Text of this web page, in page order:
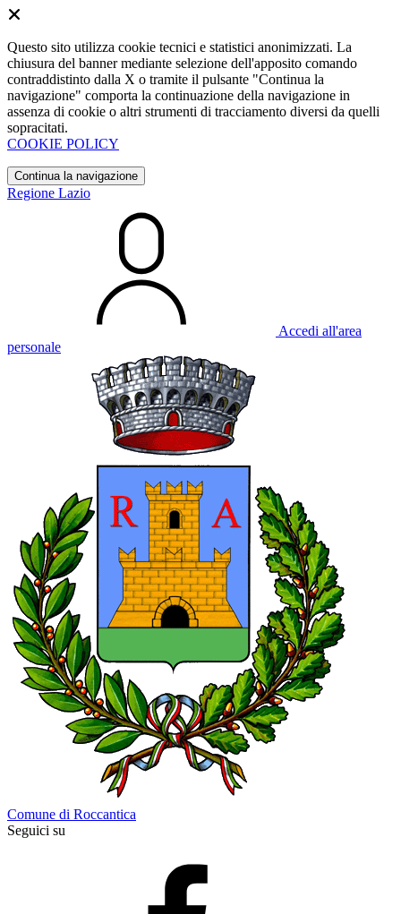
Questo sito utilizza cookie tecnici e statistici anonimizzati. La
chiusura del banner mediante selezione dell'apposito comando
contraddistinto dalla X o tramite il pulsante "Continua la
navigazione" comporta la continuazione della navigazione in
assenza di cookie o altri strumenti di tracciamento diversi da quelli
sopracitati.
COOKIE POLICY
Continua la navigazione
Regione Lazio
Accedi all'area
personale
Comune di Roccantica
Seguici su